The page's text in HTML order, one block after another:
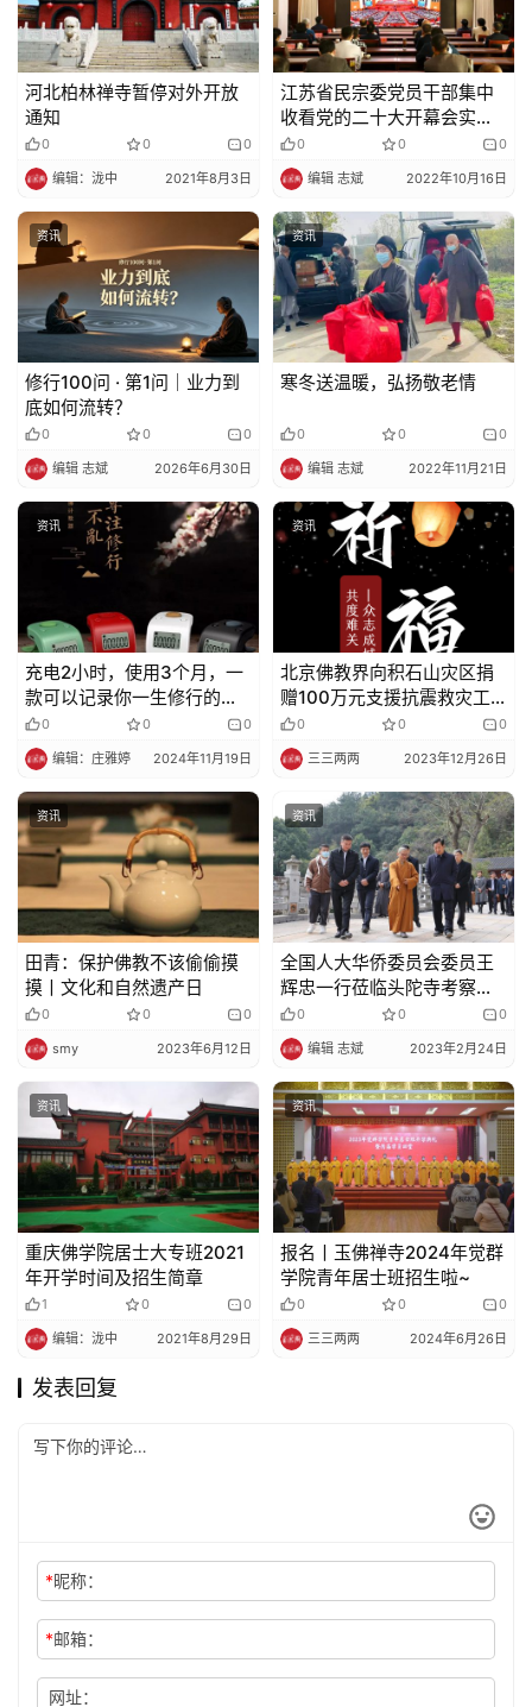
河北柏林禅寺暂停对外开放
通知
0 0 0
编辑：泷中 2021年8月3日
江苏省民宗委党员干部集中
收看党的二十大开幕会实况
直播
0 0 0
编辑 志斌 2022年10月16日
资讯
修行100问 · 第1问｜业力到
底如何流转？
0 0 0
编辑 志斌 2026年6月30日
资讯
寒冬送温暖，弘扬敬老情
0 0 0
编辑 志斌 2022年11月21日
资讯
充电2小时，使用3个月，一
款可以记录你一生修行的计
数器
0 0 0
编辑：庄雅婷 2024年11月19日
资讯
北京佛教界向积石山灾区捐
赠100万元支援抗震救灾工
作0 0 0
三三两两 2023年12月26日
资讯
田青：保护佛教不该偷偷摸
摸丨文化和自然遗产日
0 0 0
smy 2023年6月12日
资讯
全国人大华侨委员会委员王
辉忠一行莅临头陀寺考察调
研0 0 0
编辑 志斌 2023年2月24日
资讯
重庆佛学院居士大专班2021
年开学时间及招生简章
1 0 0
编辑：泷中 2021年8月29日
资讯
报名丨玉佛禅寺2024年觉群
学院青年居士班招生啦~
0 0 0
三三两两 2024年6月26日
发表回复
*昵称：
*邮箱：
网址：